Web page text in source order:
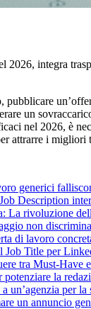
2026, integra
pubblicare
un
nel 2026, è
attrarre i migliori
generici
Description
La rivoluzione
non
di lavoro
Job Title per
tra Must-Have
potenziare la
un’agenzia per
un annuncio